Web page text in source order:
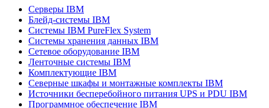
Серверы IBM
Блейд-системы IBM
Системы IBM PureFlex System
Системы хранения данных IBM
Сетевое оборудование IBM
Ленточные системы IBM
Комплектующие IBM
Северные шкафы и монтажные комплекты IBM
Источники бесперебойного питания UPS и PDU IBM
Программное обеспечение IBM